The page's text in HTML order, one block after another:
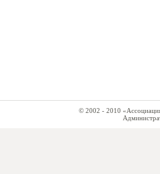
© 2002 - 2010 «Ассоциация